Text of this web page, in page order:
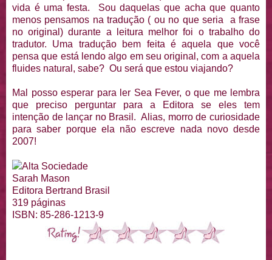
vida é uma festa. Sou daquelas que acha que quanto
menos pensamos na tradução ( ou no que seria a frase
no original) durante a leitura melhor foi o trabalho do
tradutor. Uma tradução bem feita é aquela que você
pensa que está lendo algo em seu original, com a aquela
fluides natural, sabe? Ou será que estou viajando?
Mal posso esperar para ler Sea Fever, o que me lembra
que preciso perguntar para a Editora se eles tem
intenção de lançar no Brasil. Alias, morro de curiosidade
para saber porque ela não escreve nada novo desde
2007!
Alta Sociedade
Sarah Mason
Editora Bertrand Brasil
319 páginas
ISBN: 85-286-1213-9